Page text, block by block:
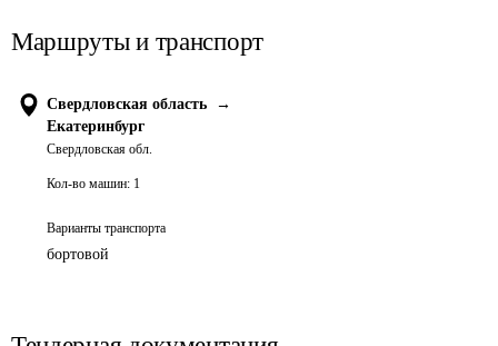
Маршруты и транспорт
Свердловская область
→
Екатеринбург
Свердловская обл.
Кол-во машин: 1
Варианты транспорта
бортовой